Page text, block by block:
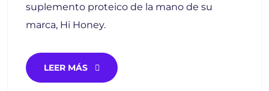
suplemento proteico de la mano de su
marca, Hi Honey.
LEER MÁS